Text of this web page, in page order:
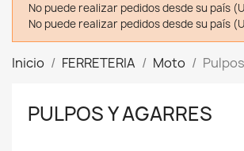
No puede realizar pedidos desde su país
No puede realizar pedidos desde su país
Inicio FERRETERIA Moto
PULPOS Y AGARRES